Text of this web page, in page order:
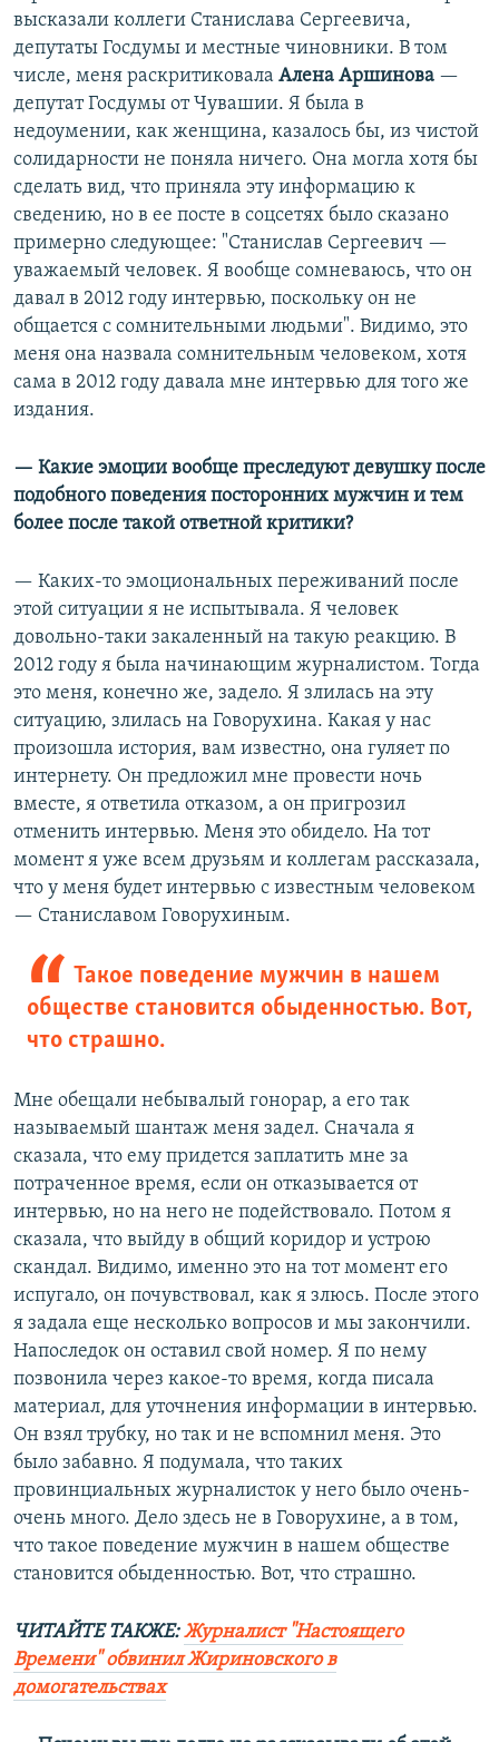
высказали коллеги Станислава Сергеевича,
депутаты Госдумы и местные чиновники. В том
числе, меня раскритиковала Алена Аршинова —
депутат Госдумы от Чувашии. Я была в
недоумении, как женщина, казалось бы, из чистой
солидарности не поняла ничего. Она могла хотя бы
сделать вид, что приняла эту информацию к
сведению, но в ее посте в соцсетях было сказано
примерно следующее: "Станислав Сергеевич —
уважаемый человек. Я вообще сомневаюсь, что он
давал в 2012 году интервью, поскольку он не
общается с сомнительными людьми". Видимо, это
меня она назвала сомнительным человеком, хотя
сама в 2012 году давала мне интервью для того же
издания.
— Какие эмоции вообще преследуют девушку после
подобного поведения посторонних мужчин и тем
более после такой ответной критики?
— Каких-то эмоциональных переживаний после
этой ситуации я не испытывала. Я человек
довольно-таки закаленный на такую реакцию. В
2012 году я была начинающим журналистом. Тогда
это меня, конечно же, задело. Я злилась на эту
ситуацию, злилась на Говорухина. Какая у нас
произошла история, вам известно, она гуляет по
интернету. Он предложил мне провести ночь
вместе, я ответила отказом, а он пригрозил
отменить интервью. Меня это обидело. На тот
момент я уже всем друзьям и коллегам рассказала,
что у меня будет интервью с известным человеком
— Станиславом Говорухиным.
Такое поведение мужчин в нашем
обществе становится обыденностью. Вот,
что страшно.
Мне обещали небывалый гонорар, а его так
называемый шантаж меня задел. Сначала я
сказала, что ему придется заплатить мне за
потраченное время, если он отказывается от
интервью, но на него не подействовало. Потом я
сказала, что выйду в общий коридор и устрою
скандал. Видимо, именно это на тот момент его
испугало, он почувствовал, как я злюсь. После этого
я задала еще несколько вопросов и мы закончили.
Напоследок он оставил свой номер. Я по нему
позвонила через какое-то время, когда писала
материал, для уточнения информации в интервью.
Он взял трубку, но так и не вспомнил меня. Это
было забавно. Я подумала, что таких
провинциальных журналисток у него было очень-
очень много. Дело здесь не в Говорухине, а в том,
что такое поведение мужчин в нашем обществе
становится обыденностью. Вот, что страшно.
ЧИТАЙТЕ ТАКЖЕ:Журналист "Настоящего
Времени" обвинил Жириновского в
домогательствах